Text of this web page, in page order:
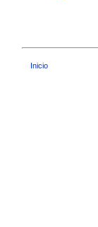
Inicio